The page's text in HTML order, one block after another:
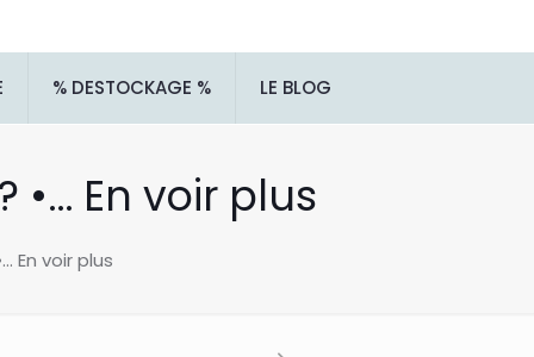
% DESTOCKAGE % LE BLOG
•… En voir plus
En voir plus